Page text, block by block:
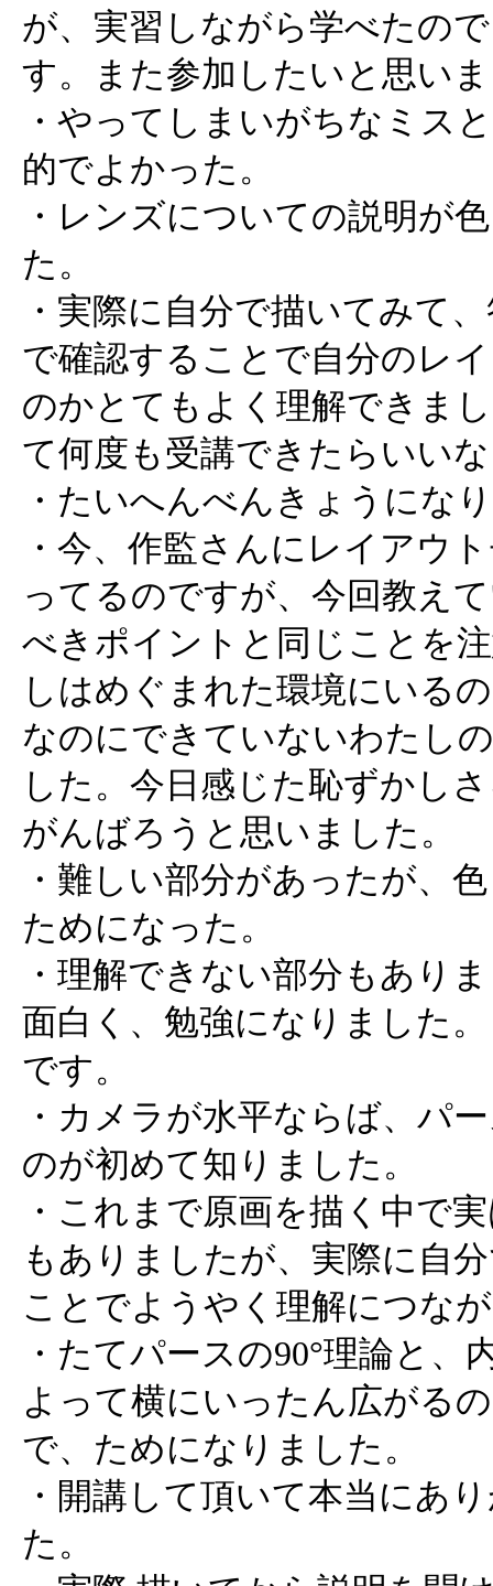
が、実習しながら学べたの
す。また参加したいと思い
・やってしまいがちなミス
的でよかった。
・レンズについての説明が
た。
・実際に自分で描いてみて
で確認することで自分のレ
のかとてもよく理解できま
て何度も受講できたらいい
・たいへんべんきょうにな
・今、作監さんにレイアウ
ってるのですが、今回教え
べきポイントと同じことを
しはめぐまれた環境にいる
なのにできていないわたし
した。今日感じた恥ずかし
がんばろうと思いました。
・難しい部分があったが、
ためになった。
・理解できない部分もあり
面白く、勉強になりました
です。
・カメラが水平ならば、パ
のが初めて知りました。
・これまで原画を描く中で
もありましたが、実際に自
ことでようやく理解につな
・たてパースの90°理論と、
よって横にいったん広がる
で、ためになりました。
・開講して頂いて本当にあ
た。